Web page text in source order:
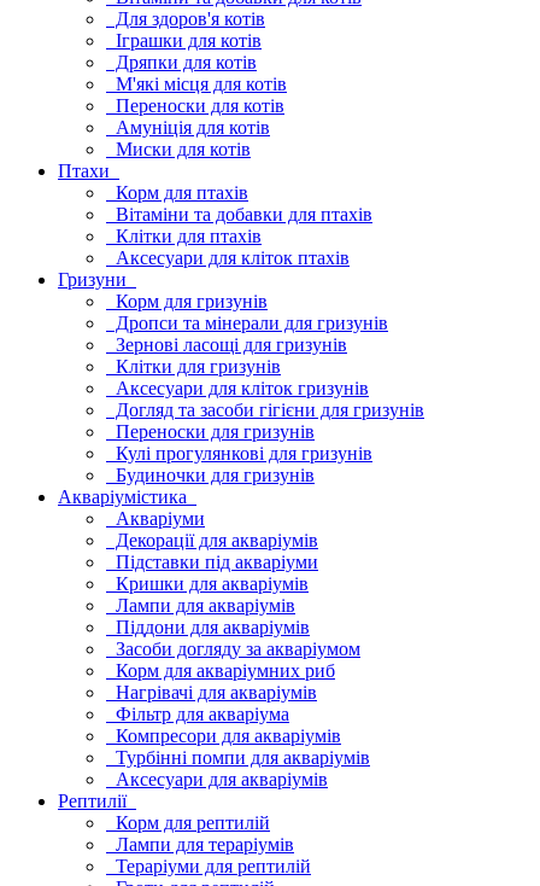
Для здоров'я котів
Іграшки для котів
Дряпки для котів
М'які місця для котів
Переноски для котів
Амуніція для котів
Миски для котів
Птахи
Корм для птахів
Вітаміни та добавки для птахів
Клітки для птахів
Аксесуари для кліток птахів
Гризуни
Корм для гризунів
Дропси та мінерали для гризунів
Зернові ласощі для гризунів
Клітки для гризунів
Аксесуари для кліток гризунів
Догляд та засоби гігієни для гризунів
Переноски для гризунів
Кулі прогулянкові для гризунів
Будиночки для гризунів
Акваріумістика
Акваріуми
Декорації для акваріумів
Підставки під акваріуми
Кришки для акваріумів
Лампи для акваріумів
Піддони для акваріумів
Засоби догляду за акваріумом
Корм для акваріумних риб
Нагрівачі для акваріумів
Фільтр для акваріума
Компресори для акваріумів
Турбінні помпи для акваріумів
Аксесуари для акваріумів
Рептилії
Корм для рептилій
Лампи для тераріумів
Тераріуми для рептилій